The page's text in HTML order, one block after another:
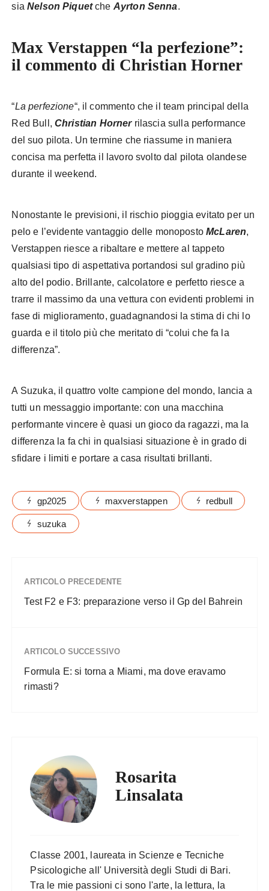
siaNelson Piquetche Ayrton Senna.
Max Verstappen “la perfezione”:
il commento di Christian Horner
“La perfezione“, il commento che il team principal della
Red Bull, Christian Hornerrilascia sulla performance
del suo pilota. Un termine che riassume in maniera
concisa ma perfetta il lavoro svolto dal pilota olandese
durante il weekend.
Nonostante le previsioni, il rischio pioggia evitato per un
pelo e l’evidente vantaggio delle monopostoMcLaren,
Verstappen riesce a ribaltare e mettere al tappeto
qualsiasi tipo di aspettativa portandosi sul gradino più
alto del podio. Brillante, calcolatore e perfetto riesce a
trarre il massimo da una vettura con evidenti problemi in
fase di miglioramento, guadagnandosi la stima di chi lo
guarda e il titolo più che meritato di “colui che fa la
differenza”.
A Suzuka, il quattro volte campione del mondo, lancia a
tutti un messaggio importante: con una macchina
performante vincere è quasi un gioco da ragazzi, ma la
differenza la fa chi in qualsiasi situazione è in grado di
sfidare i limiti e portare a casa risultati brillanti.
gp2025 maxverstappen redbull
suzuka
ARTICOLO PRECEDENTE
Test F2 e F3: preparazione verso il Gp del Bahrein
ARTICOLO SUCCESSIVO
Formula E: si torna a Miami, ma dove eravamo
rimasti?
Rosarita
Linsalata
Classe 2001, laureata in Scienze e Tecniche
Psicologiche all' Università degli Studi di Bari.
Tra le mie passioni ci sono l'arte, la lettura, la